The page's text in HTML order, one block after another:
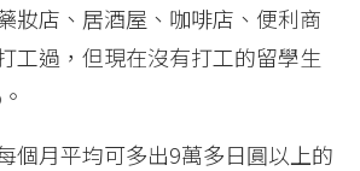
妝店、居酒屋、咖啡店、便利商
工過，但現在沒有打工的留學生
個月平均可多出9萬多日圓以上的